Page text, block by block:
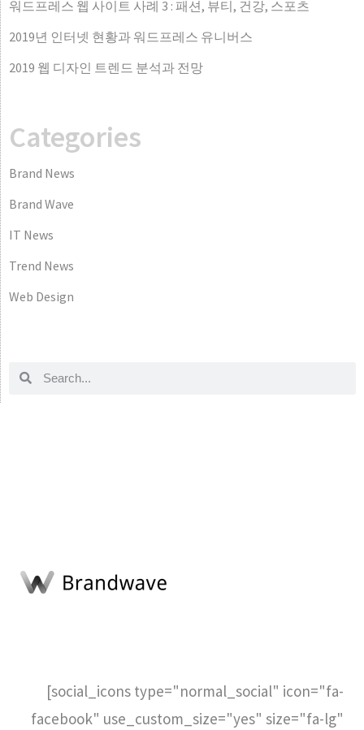
워드프레스 웹 사이트 사례 3 : 패션, 뷰티, 건강, 스포츠
2019년 인터넷 현황과 워드프레스 유니버스
2019 웹 디자인 트렌드 분석과 전망
Categories
Brand News
Brand Wave
IT News
Trend News
Web Design
[social_icons type="normal_social" icon="fa-
facebook" use_custom_size="yes" size="fa-lg"